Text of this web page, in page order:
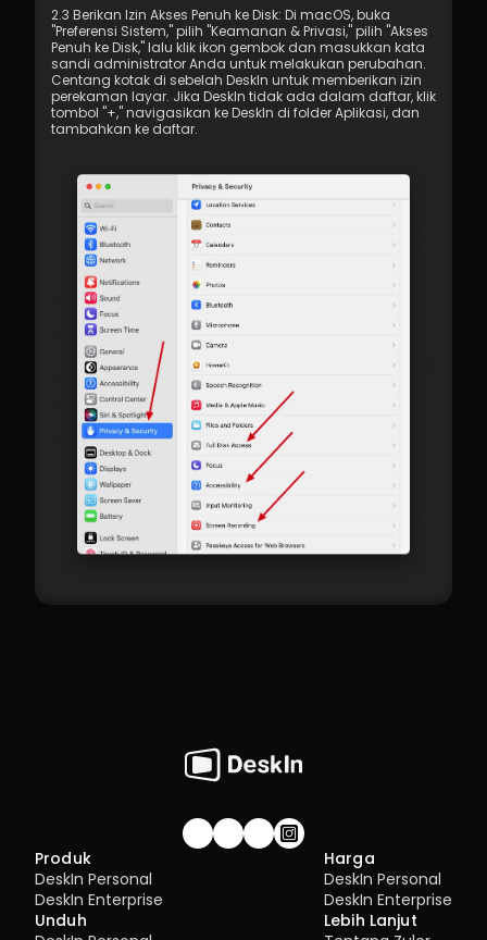
2.3 Berikan Izin Akses Penuh ke Disk: Di macOS, buka
"Preferensi Sistem," pilih "Keamanan & Privasi," pilih "Akses
Penuh ke Disk," lalu klik ikon gembok dan masukkan kata
sandi administrator Anda untuk melakukan perubahan.
Centang kotak di sebelah DeskIn untuk memberikan izin
perekaman layar. Jika DeskIn tidak ada dalam daftar, klik
tombol "+," navigasikan ke DeskIn di folder Aplikasi, dan
tambahkan ke daftar.
Gabung komunitas!
Produk
DeskIn Personal
DeskIn Enterprise
Unduh
Harga
DeskIn Personal
DeskIn Enterprise
Lebih Lanjut